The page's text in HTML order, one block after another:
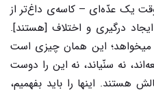
یک عدّه‌ای – کاسه‌ی داغ‌تر از
درگیری و اختلاف [هستند].
این همان چیزی است
نه سنّیاند، نه این را دوست
هستند. اینها را باید بفهمیم،